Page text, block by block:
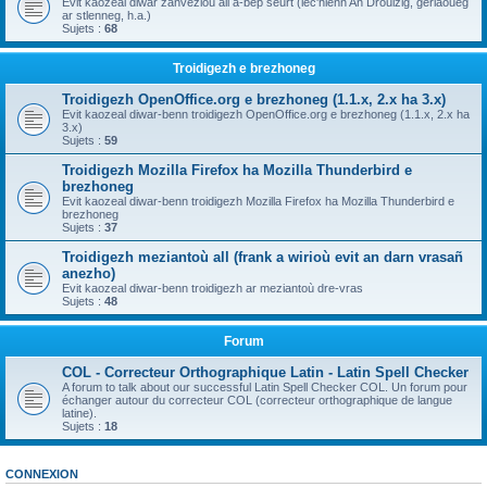
ar stlenneg, h.a.)
Sujets : 68
Troidigezh e brezhoneg
Troidigezh OpenOffice.org e brezhoneg (1.1.x, 2.x ha 3.x)
Evit kaozeal diwar-benn troidigezh OpenOffice.org e brezhoneg (1.1.x, 2.x ha
3.x)
Sujets : 59
Troidigezh Mozilla Firefox ha Mozilla Thunderbird e
brezhoneg
Evit kaozeal diwar-benn troidigezh Mozilla Firefox ha Mozilla Thunderbird e
brezhoneg
Sujets : 37
Troidigezh meziantoù all (frank a wirioù evit an darn vrasañ
anezho)
Evit kaozeal diwar-benn troidigezh ar meziantoù dre-vras
Sujets : 48
Forum
COL - Correcteur Orthographique Latin - Latin Spell Checker
A forum to talk about our successful Latin Spell Checker COL. Un forum pour
échanger autour du correcteur COL (correcteur orthographique de langue
latine).
Sujets : 18
CONNEXION